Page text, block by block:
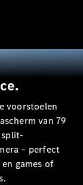
voorstoelen
van 79
– perfect
games of